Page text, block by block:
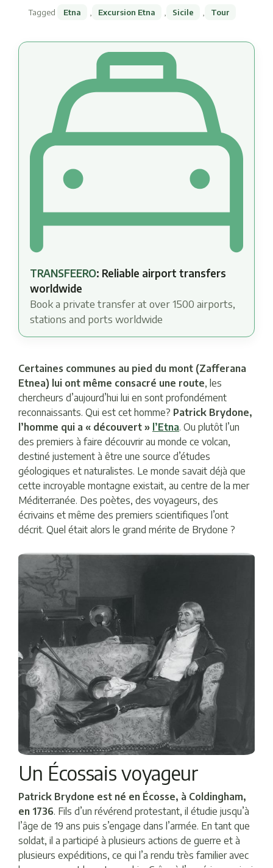
Tagged Etna Excursion Etna Sicile Tour
TRANSFEERO: Reliable airport transfers
worldwide
Book a private transfer at over 1500 airports,
stations and ports worldwide
Certaines communes au pied du mont (Zafferana
Etnea) lui ont même consacré une route, les
chercheurs d’aujourd’hui lui en sont profondément
reconnaissants. Qui est cet homme? Patrick Brydone,
l’homme qui a « découvert » l’Etna. Ou plutôt l’un
des premiers à faire découvrir au monde ce volcan,
destiné justement à être une source d’études
géologiques et naturalistes. Le monde savait déjà que
cette incroyable montagne existait, au centre de la mer
Méditerranée. Des poètes, des voyageurs, des
écrivains et même des premiers scientifiques l’ont
décrit. Quel était alors le grand mérite de Brydone ?
Un Écossais voyageur
Patrick Brydone est né en Écosse, à Coldingham,
en 1736. Fils d’un révérend protestant, il étudie jusqu’à
l’âge de 19 ans puis s’engage dans l’armée. En tant que
soldat, il a participé à plusieurs actions de guerre et à
plusieurs expéditions, ce qui l’a rendu très familier avec